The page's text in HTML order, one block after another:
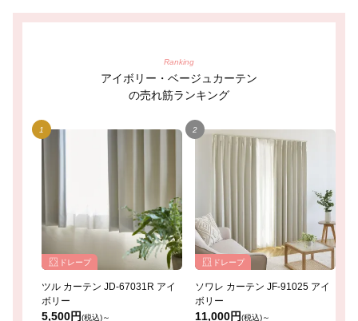
Ranking
アイボリー・ベージュカーテン
の売れ筋ランキング
ドレープ
ツル カーテン JD-67031R アイ
ボリー
5,500円(税込)～
ドレープ
ソワレ カーテン JF-91025 アイ
ボリー
11,000円(税込)～